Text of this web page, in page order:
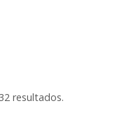
resultados.